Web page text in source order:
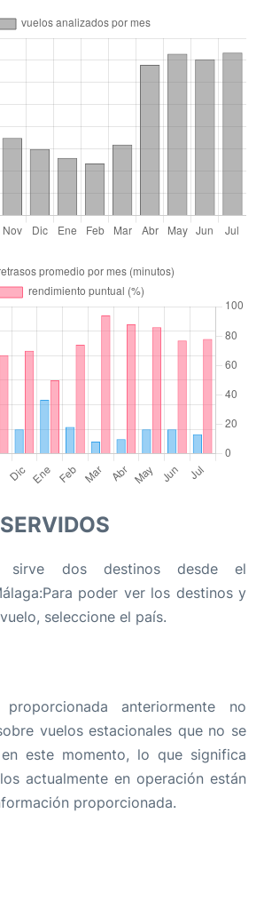
sirve dos destinos desde el
poder ver los destinos y
seleccione el país.
anteriormente no
vuelos estacionales que no se
este momento, lo que significa
actualmente en operación están
proporcionada.